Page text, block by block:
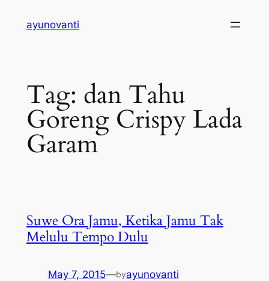
ayunovanti
Tag: dan Tahu
Goreng Crispy Lada
Garam
Suwe Ora Jamu, Ketika Jamu Tak
Melulu Tempo Dulu
May 7, 2015—byayunovanti